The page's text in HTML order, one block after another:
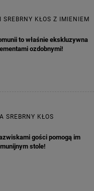
KŁOS Z IMIENIEM
to właśnie ekskluzywna
ozdobnymi!
SREBRNY KŁOS
gości pomogą im
stole!